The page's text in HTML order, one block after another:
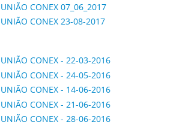
CONEX 07_06_2017
CONEX 23-08-2017
CONEX - 22-03-2016
CONEX - 24-05-2016
CONEX - 14-06-2016
CONEX - 21-06-2016
CONEX - 28-06-2016